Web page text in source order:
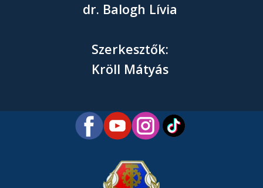
dr. Balogh Lívia
Szerkesztők:
Kröll Mátyás